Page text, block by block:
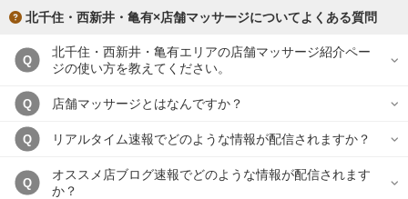
北千住・西新井・亀有×店舗マッサージについてよくある質問
Q
北千住・西新井・亀有エリアの店舗マッサージ紹介ペー
ジの使い方を教えてください。
Q 店舗マッサージとはなんですか？
Q リアルタイム速報でどのような情報が配信されますか？
Q
オススメ店ブログ速報でどのような情報が配信されます
か？